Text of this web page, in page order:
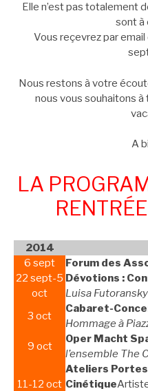
Elle n’est pas totalement
sont à
Vous reçevrez par
Nous restons à votre
nous vous souhaitons à
A
LA
2014
6 sept
Forum des
22 sept-5
oct
Dévotions :
Luisa
3 oct
Cabaret-
Hommage à
9 oct
Oper Macht
l’ensemble The
11-12 oct
Ateliers
Cinétique